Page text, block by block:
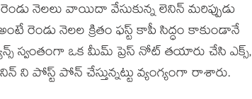
నెలలు వాయిదా వేసుకున్న లెనిన్ మరిప్పుడు
రెండు నెలల క్రితం ఫస్ట్ కాపీ సిద్ధం కాకుండానే
స్వంతంగా ఒక మీమ్ ప్రెస్ నోట్ తయారు చేసి ఎక్స్,
పోస్ట్ పోన్ చేస్తున్నట్టు వ్యంగ్యంగా రాశారు.